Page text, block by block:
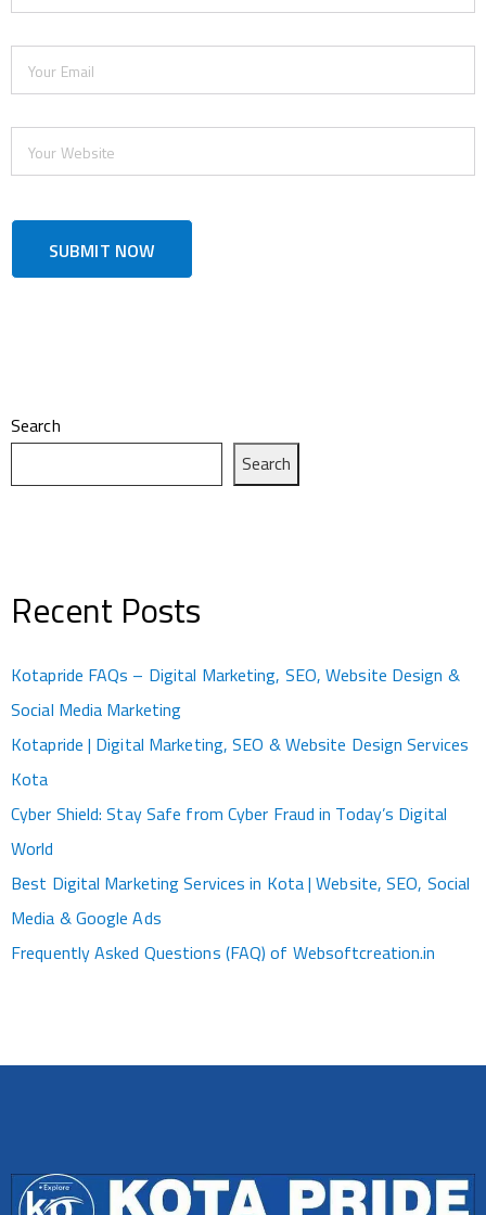
Search
Search
Recent Posts
Kotapride FAQs – Digital Marketing, SEO, Website Design &
Social Media Marketing
Kotapride | Digital Marketing, SEO & Website Design Services
Kota
Cyber Shield: Stay Safe from Cyber Fraud in Today’s Digital
World
Best Digital Marketing Services in Kota | Website, SEO, Social
Media & Google Ads
Frequently Asked Questions (FAQ) of Websoftcreation.in